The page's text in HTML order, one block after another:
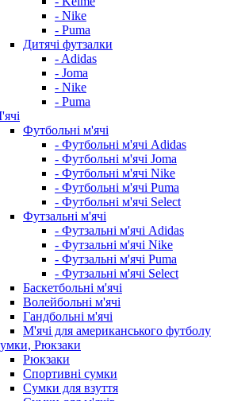
- Nike
- Puma
Дитячі футзалки
- Adidas
- Joma
- Nike
- Puma
Футбольні м'ячі
- Футбольні м'ячі Adidas
- Футбольні м'ячі Joma
- Футбольні м'ячі Nike
- Футбольні м'ячі Puma
- Футбольні м'ячі Select
Футзальні м'ячі
- Футзальні м'ячі Adidas
- Футзальні м'ячі Nike
- Футзальні м'ячі Puma
- Футзальні м'ячі Select
Баскетбольні м'ячі
Волейбольні м'ячі
Гандбольні м'ячі
М'ячі для американського футболу
Рюкзаки
Рюкзаки
Спортивні сумки
Сумки для взуття